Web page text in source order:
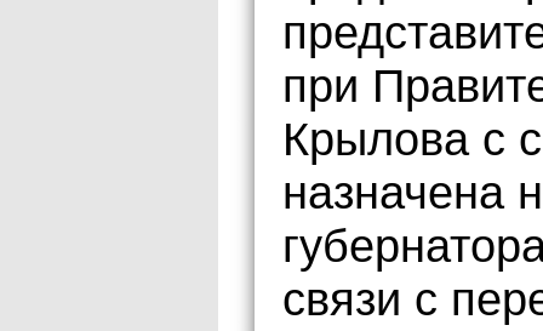
при
Крылова с
назначена
связи с